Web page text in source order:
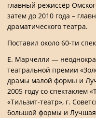
главный режиссёр
затем до 2010 года –
драматического театра.
Поставил около 60-ти
Е. Марчелли —
театральной премии
драмы малой формы и
2005 году со спектаклем
«Тильзит-театр», г.
большой формы и Лучшая